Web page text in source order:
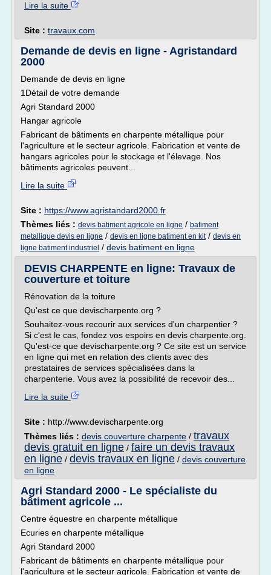
Lire la suite
Site : travaux.com
Demande de devis en ligne - Agristandard
2000
Demande de devis en ligne
1Détail de votre demande
Agri Standard 2000
Hangar agricole
Fabricant de bâtiments en charpente métallique pour
l'agriculture et le secteur agricole. Fabrication et vente de
hangars agricoles pour le stockage et l'élevage. Nos
bâtiments agricoles peuvent...
Lire la suite
Site : https://www.agristandard2000.fr
Thèmes liés : devis batiment agricole en ligne / batiment
metallique devis en ligne / devis en ligne batiment en kit/ devis en
ligne batiment industriel / devis batiment en ligne
DEVIS CHARPENTE en ligne: Travaux de
couverture et toiture
Rénovation de la toiture
Qu'est ce que devischarpente.org ?
Souhaitez-vous recourir aux services d'un charpentier ?
Si c'est le cas, fondez vos espoirs en devis charpente.org.
Qu'est-ce que devischarpente.org ? Ce site est un service
en ligne qui met en relation des clients avec des
prestataires de services spécialisées dans la
charpenterie. Vous avez la possibilité de recevoir des...
Lire la suite
Site : http://www.devischarpente.org
Thèmes liés : devis couverture charpente / travaux
devis gratuit en ligne / faire un devis travaux
en ligne / devis travaux en ligne / devis couverture
en ligne
Agri Standard 2000 - Le spécialiste du
bâtiment agricole ...
Centre équestre en charpente métallique
Ecuries en charpente métallique
Agri Standard 2000
Fabricant de bâtiments en charpente métallique pour
l'agriculture et le secteur agricole. Fabrication et vente de